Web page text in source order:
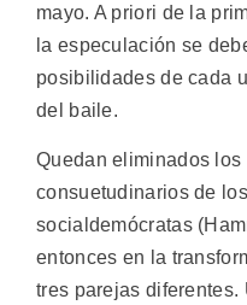
mayo. A priori de la
la especulación se
posibilidades de cada
del baile.
Quedan eliminados los
consuetudinarios de
socialdemócratas
entonces en la
tres parejas